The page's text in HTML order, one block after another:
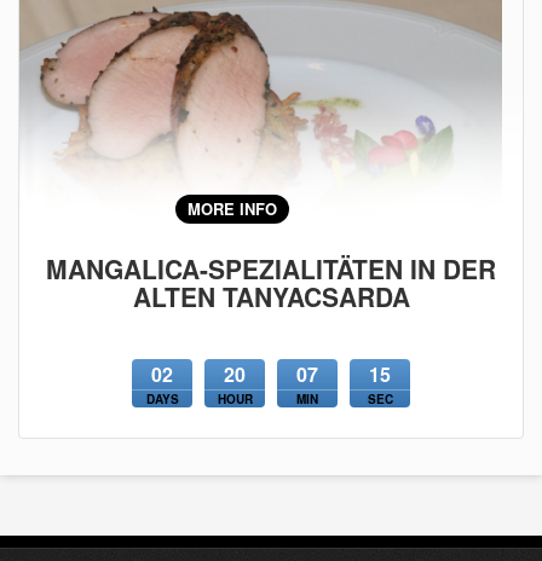
MORE INFO
MANGALICA-SPEZIALITÄTEN IN DER
ALTEN TANYACSARDA
02
DAYS
20
HOUR
07
MIN
14
SEC